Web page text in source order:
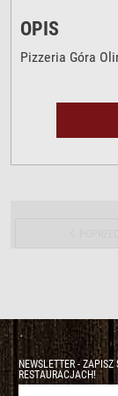
OPIS
Pizzeria Góra
NEWSLETTER -
RESTAURACJACH!